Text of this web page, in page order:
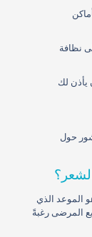
نظافة
يأذن لك
حول
الموعد الذي
المرضى رغبةً